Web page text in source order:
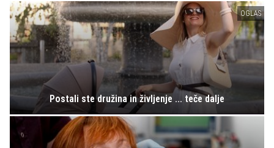
OGLAS
Postali ste družina in življenje ... teče dalje